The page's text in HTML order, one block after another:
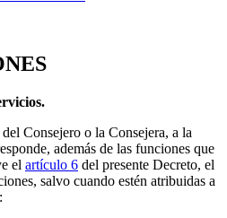
Consejero o la Consejera, a la
además de las funciones que
el artículo 6 del presente Decreto, el
salvo cuando estén atribuidas a